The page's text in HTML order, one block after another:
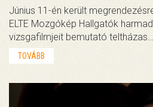
Június 11-én került
ELTE Mozgókép Hallgatók
vizsgafilmjeit bemutató teltházas…
TOVÁBB